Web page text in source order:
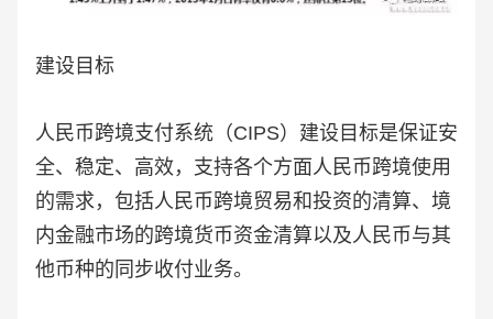
建设目标
人民币跨境支付系统（CIPS）建设目标是保证安
全、稳定、高效，支持各个方面人民币跨境使用
的需求，包括人民币跨境贸易和投资的清算、境
内金融市场的跨境货币资金清算以及人民币与其
他币种的同步收付业务。